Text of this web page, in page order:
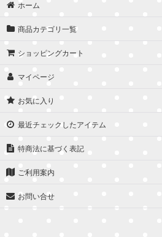
ホーム
商品カテゴリ一覧
ショッピングカート
マイページ
お気に入り
最近チェックしたアイテム
特商法に基づく表記
ご利用案内
お問い合せ